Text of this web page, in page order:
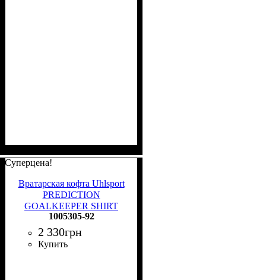
Суперцена!
Вратарская кофта Uhlsport
PREDICTION
GOALKEEPER SHIRT
желтая 1005305 92
1005305-92
2 330грн
Купить